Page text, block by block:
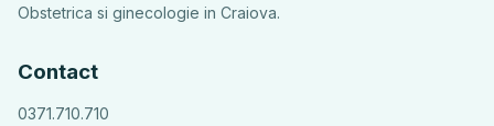
Obstetrica si ginecologie in Craiova.
Contact
0371.710.710